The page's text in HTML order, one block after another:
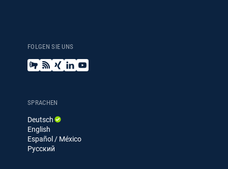
FOLGEN SIE UNS
N
e
l
t
t
e
r
B
l
X
i
L
i
Y
o
SPRACHEN
Deutsch
English
Español / México
Русский